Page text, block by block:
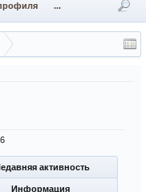
активность
Информация
...